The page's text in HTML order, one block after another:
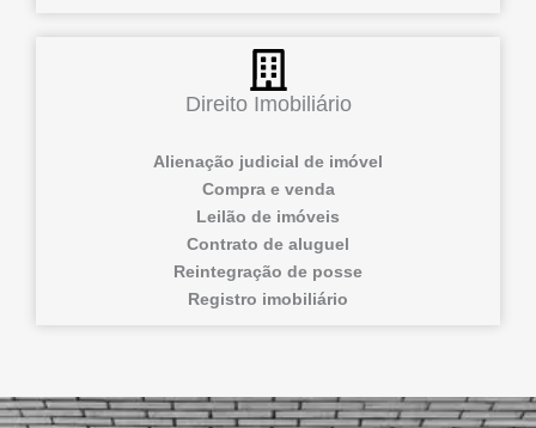
Direito Imobiliário
Alienação judicial de imóvel
Compra e venda
Leilão de imóveis
Contrato de aluguel
Reintegração de posse
Registro imobiliário